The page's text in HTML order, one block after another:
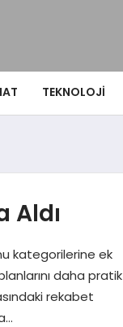
TEKNOLOJI
Aldı
kategorilerine ek
daha pratik
rekabet